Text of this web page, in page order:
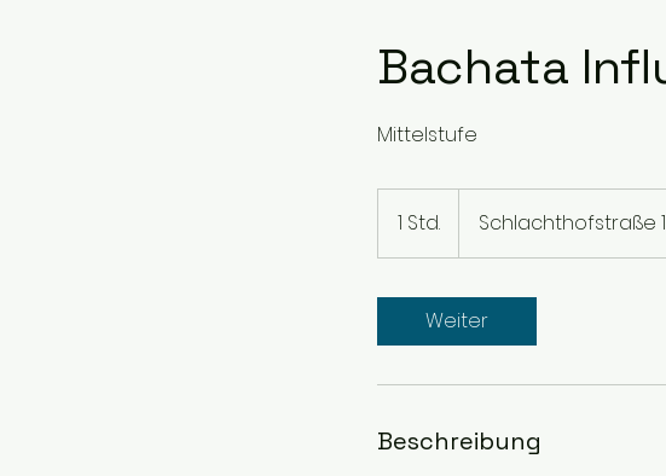
Bachata
Mittelstufe
1 Std.
S
d
Schlachthofstraße
Weiter
Beschreibung